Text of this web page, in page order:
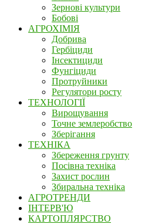
Зернові культури
Бобові
АГРОХІМІЯ
Добрива
Гербіциди
Інсектициди
Фунгіциди
Протруйники
Регулятори росту
ТЕХНОЛОГІЇ
Вирощування
Точне землеробство
Зберігання
ТЕХНІКА
Збереження грунту
Посівна техніка
Захист рослин
Збиральна техніка
АГРОТРЕНДИ
ІНТЕРВ'Ю
КАРТОПЛЯРСТВО